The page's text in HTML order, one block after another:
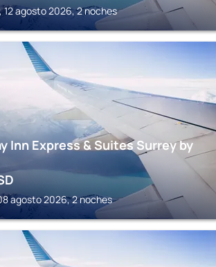
12 agosto 2026, 2 noches
Inn Express & Suites Surrey by
agosto 2026, 2 noches